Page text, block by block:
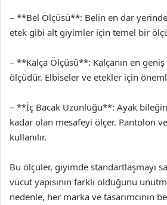
– **Bel Ölçüsü**: Belin en dar
etek gibi alt giyimler için temel bir
– **Kalça Ölçüsü**: Kalçanın en geniş
ölçüdür. Elbiseler ve etekler için
– **İç Bacak Uzunluğu**: Ayak
kadar olan mesafeyi ölçer. Pantolon
kullanılır.
Bu ölçüler, giyimde standartlaşmayı
vücut yapısının farklı olduğunu
nedenle, her marka ve tasarımcının